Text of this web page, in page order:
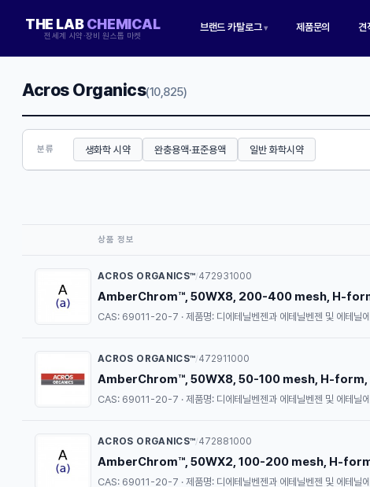
THE LABCHEMICAL
전세계 시약·장비 원스톱 마켓
브랜드 카탈로그▾ 제품문의 견
Acros Organics(10,825)
분류 생화학 시약 완충용액·표준용액 일반 화학시약
상품 정보
ACROS ORGANICS™/472931000
AmberChrom™, 50WX8, 200-400 mesh, H-
CAS: 69011-20-7 · 제품명: 디에테닐벤젠과 에테닐벤젠 및 에테닐
ACROS ORGANICS™/472911000
AmberChrom™, 50WX8, 50-100 mesh, H-
CAS: 69011-20-7 · 제품명: 디에테닐벤젠과 에테닐벤젠 및 에테닐
ACROS ORGANICS™/472881000
AmberChrom™, 50WX2, 100-200 mesh, H-
CAS: 69011-20-7 · 제품명: 디에테닐벤젠과 에테닐벤젠 및 에테닐